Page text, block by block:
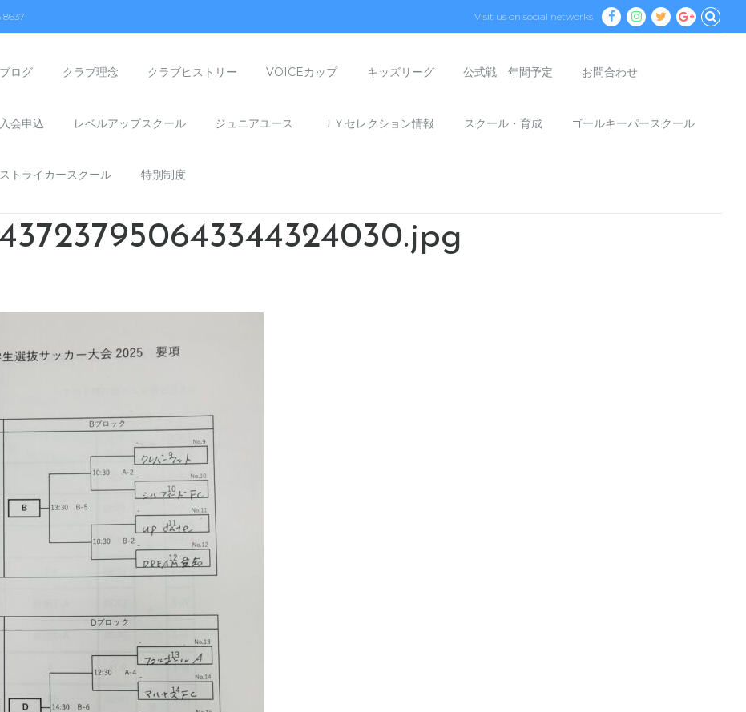
8637 Visit us on social networks
ブログ クラブ理念 クラブヒストリー VOICEカップ キッズリーグ 公式戦 年間予定 お問合わせ
入会申込 レベルアップスクール ジュニアユース ＪＹセレクション情報 スクール・育成 ゴールキーパースクール
ストライカースクール 特別制度